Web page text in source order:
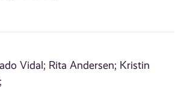
Vidal; Rita Andersen; Kristin